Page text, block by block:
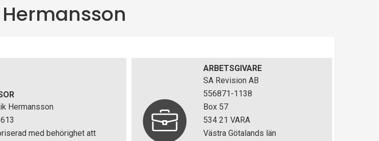
Hermansson
med behörighet att
ARBETSGIVARE
SA Revision AB
556871-1138
Box 57
534 21 VARA
Västra Götalands län